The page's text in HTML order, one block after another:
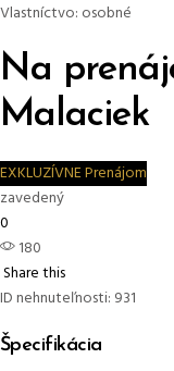
Vlastníctvo: osobné
Na
Malaciek
EXKLUZÍVNEPrenájom
zavedený
0
180
Share this
ID nehnuteľnosti: 931
Špecifikácia